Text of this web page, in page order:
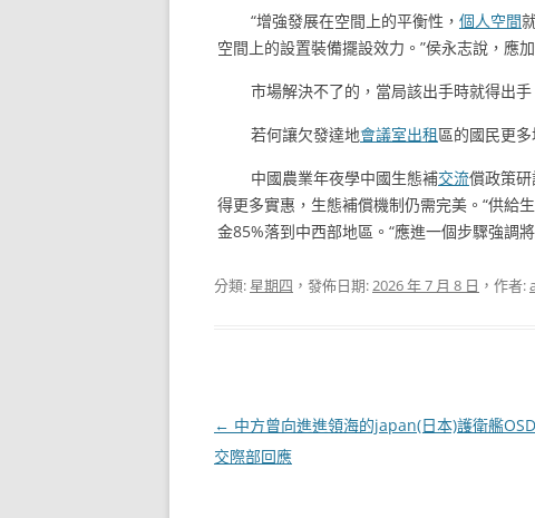
“增強發展在空間上的平衡性， 個人空間
空間上的設置裝備擺設效力。”侯永志說，應
市場解決不了的，當局該出手時就得出
若何讓欠發達地會議室出租區的國民更
中國農業年夜學中國生態補交流償政策
得更多實惠，生態補償機制仍需完美。“供給
金85%落到中西部地區。“應進一個步驟強調
分類: 星期四 ，發佈日期:2026 年 7 月 8 日 ，作者:
文
章
← 中方曾向進進領海的japan(日本)護衛艦
交際部回應